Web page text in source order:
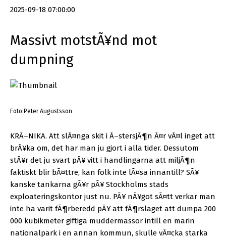
2025-09-18 07:00:00
Massivt motstÃ¥nd mot
dumpning
Foto:Peter Augustsson
KRÃ–NIKA. Att slÃ¤nga skit i Ã–stersjÃ¶n Ã¤r vÃ¤l inget att
brÃ¥ka om, det har man ju gjort i alla tider. Dessutom
stÃ¥r det ju svart pÃ¥ vitt i handlingarna att miljÃ¶n
faktiskt blir bÃ¤ttre, kan folk inte lÃ¤sa innantill? SÃ¥
kanske tankarna gÃ¥r pÃ¥ Stockholms stads
exploateringskontor just nu. PÃ¥ nÃ¥got sÃ¤tt verkar man
inte ha varit fÃ¶rberedd pÃ¥ att fÃ¶rslaget att dumpa 200
000 kubikmeter giftiga muddermassor intill en marin
nationalpark i en annan kommun, skulle vÃ¤cka starka